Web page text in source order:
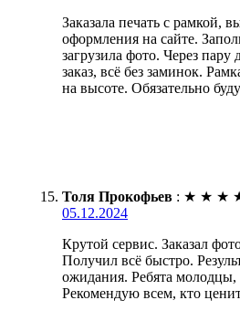
Заказала печать с рамкой,
оформления на сайте.
загрузила фото. Через пару
заказ, всё без заминок.
на высоте. Обязательно
Толя Прокофьев : ★ ★ ★
05.12.2024
Крутой сервис. Заказал
Получил всё быстро.
ожидания. Ребята молодцы,
Рекомендую всем, кто